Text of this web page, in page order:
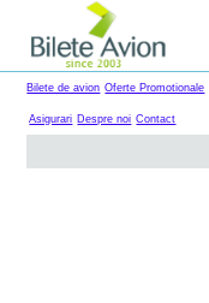
Bilete de avion Oferte Promotionale
Asigurari Despre noi Contact